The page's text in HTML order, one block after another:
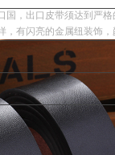
国，出口皮带须达到严格
有闪亮的金属纽装饰，